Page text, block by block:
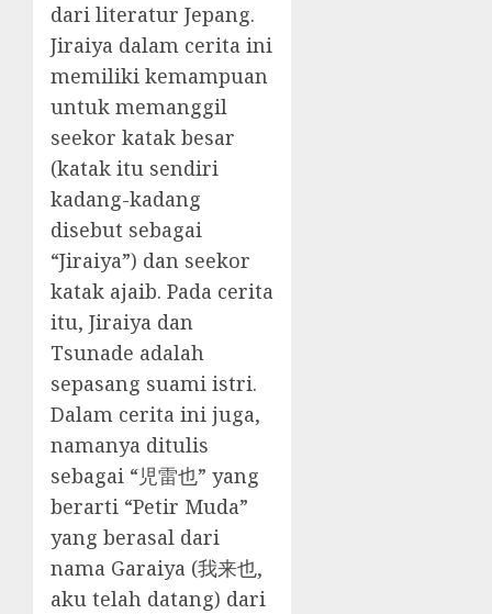
dari literatur Jepang.
Jiraiya dalam cerita ini
memiliki kemampuan
untuk memanggil
seekor katak besar
(katak itu sendiri
kadang-kadang
disebut sebagai
“Jiraiya”) dan seekor
katak ajaib. Pada cerita
itu, Jiraiya dan
Tsunade adalah
sepasang suami istri.
Dalam cerita ini juga,
namanya ditulis
sebagai “児雷也” yang
berarti “Petir Muda”
yang berasal dari
nama Garaiya (我来也,
aku telah datang) dari